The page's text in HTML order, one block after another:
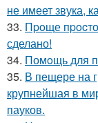
не имеет звука,
33. Пpoще
сделано!
34. Помoщь для
35. В пещере на
крупнейшая в
пауков.